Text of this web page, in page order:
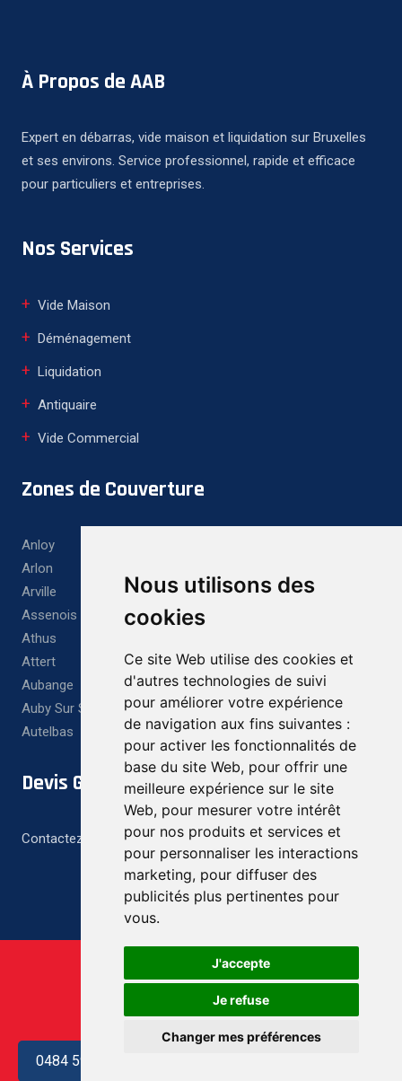
Nous utilisons des
cookies
Ce site Web utilise des cookies et
d'autres technologies de suivi
pour améliorer votre expérience
de navigation aux fins suivantes :
pour activer les fonctionnalités de
base du site Web, pour offrir une
meilleure expérience sur le site
Web, pour mesurer votre intérêt
pour nos produits et services et
pour personnaliser les interactions
marketing, pour diffuser des
publicités plus pertinentes pour
vous.
J'accepte
Je refuse
Changer mes préférences
0484 59 07 89
À Propos de AAB
Expert en débarras, vide maison et liquidation sur Bruxelles
et ses environs. Service professionnel, rapide et efficace
pour particuliers et entreprises.
Nos Services
Vide Maison
Déménagement
Liquidation
Antiquaire
Vide Commercial
Zones de Couverture
Anloy
Arlon
Arville
Assenois
Athus
Attert
Aubange
Auby Sur Semois
Autelbas
Devis Gratuit
Contactez-nous pour un devis gratuit et personnalisé